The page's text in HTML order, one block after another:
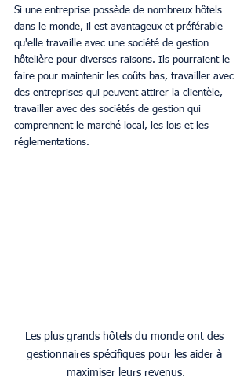
Si une entreprise possède de nombreux hôtels
dans le monde, il est avantageux et préférable
qu'elle travaille avec une société de gestion
hôtelière pour diverses raisons. Ils pourraient le
faire pour maintenir les coûts bas, travailler avec
des entreprises qui peuvent attirer la clientèle,
travailler avec des sociétés de gestion qui
comprennent le marché local, les lois et les
réglementations.
Les plus grands hôtels du monde ont des
gestionnaires spécifiques pour les aider à
maximiser leurs revenus.